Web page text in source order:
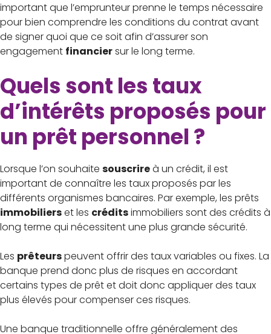
important que l’emprunteur prenne le temps nécessaire
pour bien comprendre les conditions du contrat avant
de signer quoi que ce soit afin d’assurer son
engagement financiersur le long terme.
Quels sont les taux
d’intérêts proposés pour
un prêt personnel ?
Lorsque l’on souhaite souscrireà un crédit, il est
important de connaître les taux proposés par les
différents organismes bancaires. Par exemple, les prêts
immobilierset les créditsimmobiliers sont des crédits à
long terme qui nécessitent une plus grande sécurité.
Les prêteurspeuvent offrir des taux variables ou fixes. La
banque prend donc plus de risques en accordant
certains types de prêt et doit donc appliquer des taux
plus élevés pour compenser ces risques.
Une banque traditionnelle offre généralement des